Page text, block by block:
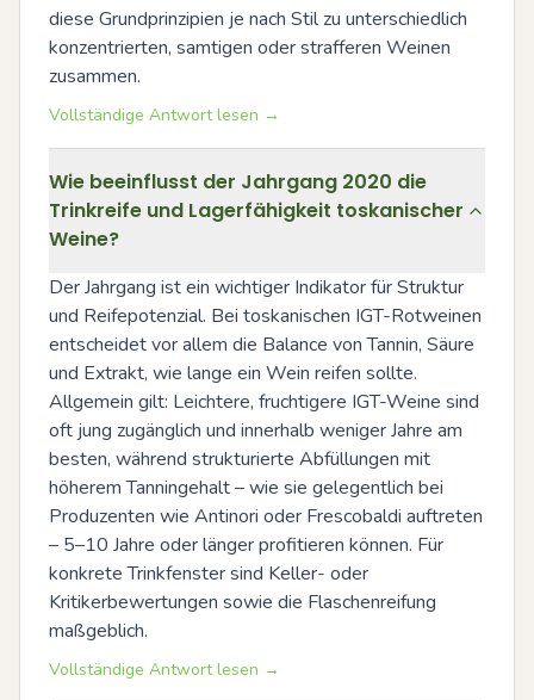
diese Grundprinzipien je nach Stil zu unterschiedlich
konzentrierten, samtigen oder strafferen Weinen
zusammen.
Vollständige Antwort lesen →
Wie beeinflusst der Jahrgang 2020 die
Trinkreife und Lagerfähigkeit toskanischer
Weine?
Der Jahrgang ist ein wichtiger Indikator für Struktur
und Reifepotenzial. Bei toskanischen IGT-Rotweinen
entscheidet vor allem die Balance von Tannin, Säure
und Extrakt, wie lange ein Wein reifen sollte.
Allgemein gilt: Leichtere, fruchtigere IGT-Weine sind
oft jung zugänglich und innerhalb weniger Jahre am
besten, während strukturierte Abfüllungen mit
höherem Tanningehalt – wie sie gelegentlich bei
Produzenten wie Antinori oder Frescobaldi auftreten
– 5–10 Jahre oder länger profitieren können. Für
konkrete Trinkfenster sind Keller- oder
Kritikerbewertungen sowie die Flaschenreifung
maßgeblich.
Vollständige Antwort lesen →